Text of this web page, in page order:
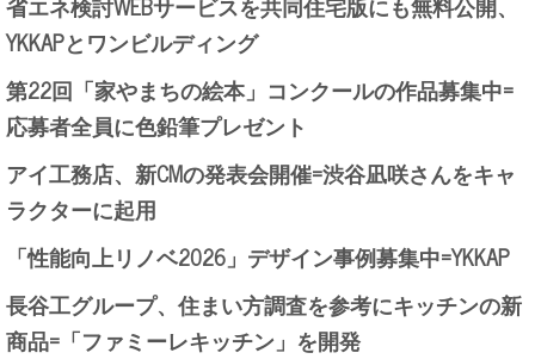
YKKAPとワンビルディング
第22回「家やまちの絵本」コンクールの作品募集中=
応募者全員に色鉛筆プレゼント
アイ工務店、新CMの発表会開催=渋谷凪咲さんをキャ
ラクターに起用
「性能向上リノベ2026」デザイン事例募集中=YKKAP
長谷工グループ、住まい方調査を参考にキッチンの新
商品=「ファミーレキッチン」を開発